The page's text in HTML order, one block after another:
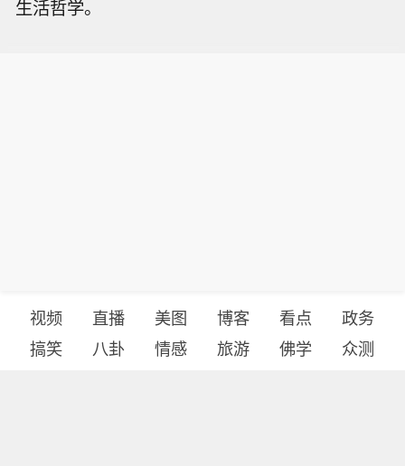
生活哲学。
视频 直播 美图 博客 看点
政务
搞笑
八卦 情感 旅游 佛学 众测